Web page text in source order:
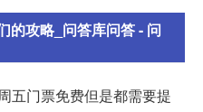
的攻略_问答库问答 - 问
五门票免费但是都需要提